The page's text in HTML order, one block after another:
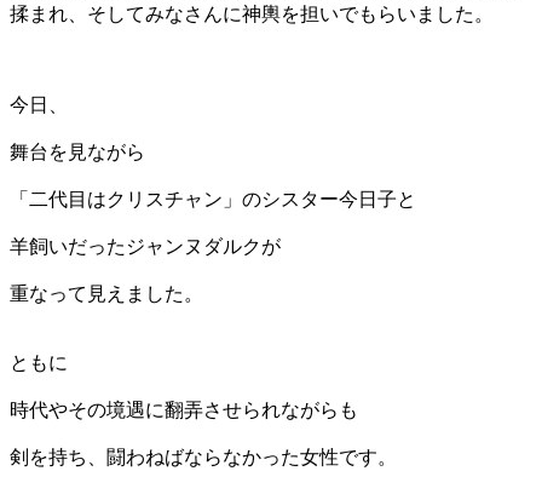
揉まれ、そしてみなさんに神輿を担いでもらいました。
今日、
舞台を見ながら
「二代目はクリスチャン」のシスター今日子と
羊飼いだったジャンヌダルクが
重なって見えました。
ともに
時代やその境遇に翻弄させられながらも
剣を持ち、闘わねばならなかった女性です。